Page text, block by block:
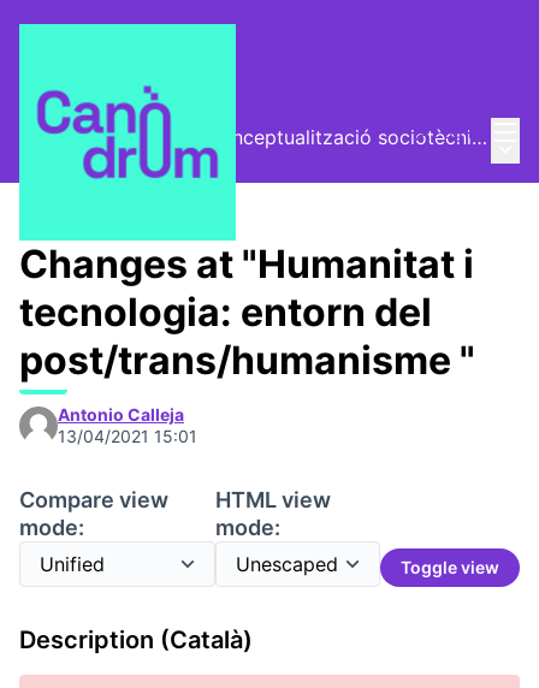
Log inEl Vector (vector de conceptualització sociotècnica)
Trobades
Changes at "Humanitat i
tecnologia: entorn del
post/trans/humanisme "
Antonio Calleja
13/04/2021 15:01
Compare view
mode:
HTML view
mode:
Toggle view
Description (Català)